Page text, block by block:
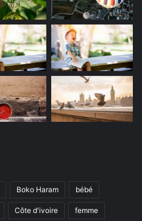
Boko Haram bébé
Côte d'ivoire femme